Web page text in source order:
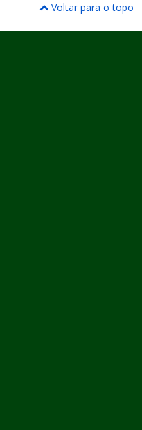
Voltar para o topo